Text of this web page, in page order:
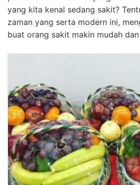
yang kita kenal sedang sakit?
zaman yang serta modern ini,
buat orang sakit makin mudah